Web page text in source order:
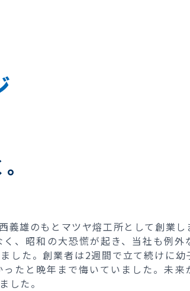
雄のもとマツヤ熔工所として創業し
、昭和の大恐慌が起き、当社も例外
した。創業者は2週間で立て続けに幼
たと晩年まで悔いていました。未来
した。